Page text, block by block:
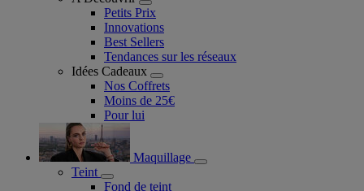
Petits Prix
Innovations
Best Sellers
Tendances sur les réseaux
Idées Cadeaux
Nos Coffrets
Moins de 25€
Pour lui
Maquillage
Teint
Fond de teint